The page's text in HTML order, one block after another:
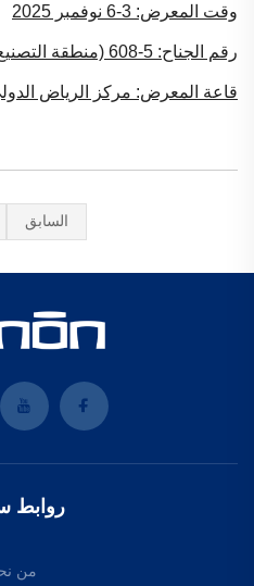
وقت المعرض: 3-6 نوفمبر 2025
رقم الجناح: 5-608 (منطقة التصنيع الذكي الصيني)
قاعة المعرض: مركز الرياض
السابق
روابط
من